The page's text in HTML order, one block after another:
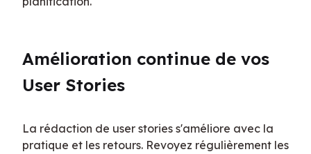
Amélioration continue de vos
User Stories
La rédaction de user stories s'améliore avec la
pratique et les retours. Revoyez régulièrement les